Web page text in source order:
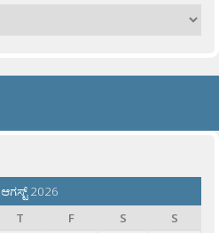
ಆಗಸ್ಟ್ 2026
T F S
S